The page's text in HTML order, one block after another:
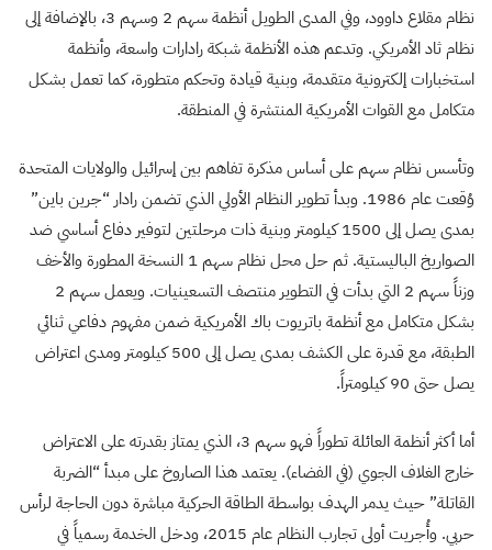
نظام مقلاع داوود، وفي المدى الطويل أنظمة سهم 2 وسهم 3، بالإضافة إلى
نظام ثاد الأمريكي. وتدعم هذه الأنظمة شبكة رادارات واسعة، وأنظمة
استخبارات إلكترونية متقدمة، وبنية قيادة وتحكم متطورة، كما تعمل بشكل
متكامل مع القوات الأمريكية المنتشرة في المنطقة.
وتأسس نظام سهم على أساس مذكرة تفاهم بين إسرائيل والولايات المتحدة
وُقعت عام 1986. وبدأ تطوير النظام الأولي الذي تضمن رادار “جرين باين”
بمدى يصل إلى 1500 كيلومتر وبنية ذات مرحلتين لتوفير دفاع أساسي ضد
الصواريخ الباليستية. ثم حل محل نظام سهم 1 النسخة المطورة والأخف
وزناً سهم 2 التي بدأت في التطوير منتصف التسعينيات. ويعمل سهم 2
بشكل متكامل مع أنظمة باتريوت باك الأمريكية ضمن مفهوم دفاعي ثنائي
الطبقة، مع قدرة على الكشف بمدى يصل إلى 500 كيلومتر ومدى اعتراض
يصل حتى 90 كيلومتراً.
أما أكثر أنظمة العائلة تطوراً فهو سهم 3، الذي يمتاز بقدرته على الاعتراض
خارج الغلاف الجوي (في الفضاء). يعتمد هذا الصاروخ على مبدأ “الضربة
القاتلة” حيث يدمر الهدف بواسطة الطاقة الحركية مباشرة دون الحاجة لرأس
حربي. وأُجريت أولى تجارب النظام عام 2015، ودخل الخدمة رسمياً في